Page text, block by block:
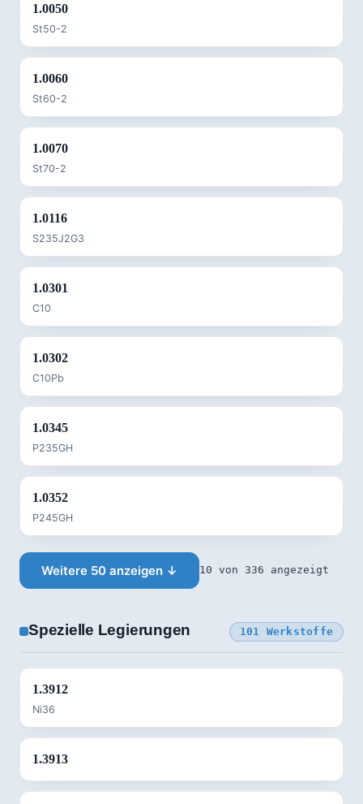
1.0050
St50-2
1.0060
St60-2
1.0070
St70-2
1.0116
S235J2G3
1.0301
C10
1.0302
C10Pb
1.0345
P235GH
1.0352
P245GH
Weitere 50 anzeigen ↓ 10 von 336 angezeigt
Spezielle Legierungen 101 Werkstoffe
1.3912
Ni36
1.3913